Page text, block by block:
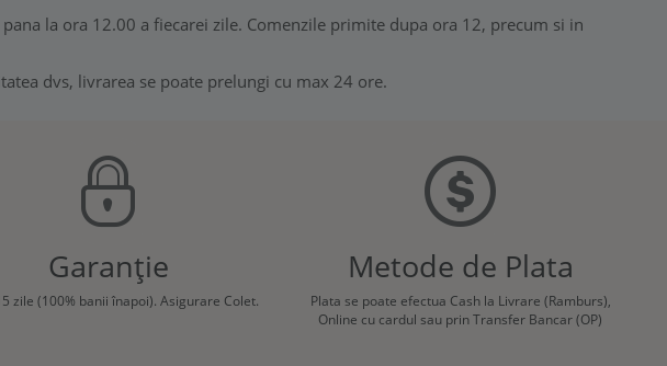
la ora 12.00 a fiecarei zile. Comenzile primite dupa ora 12, precum si in
dvs, livrarea se poate prelungi cu max 24 ore.
Garanție
zile (100% banii înapoi). Asigurare Colet.
Metode de Plata
Plata se poate efectua Cash la Livrare (Ramburs),
Online cu cardul sau prin Transfer Bancar (OP)